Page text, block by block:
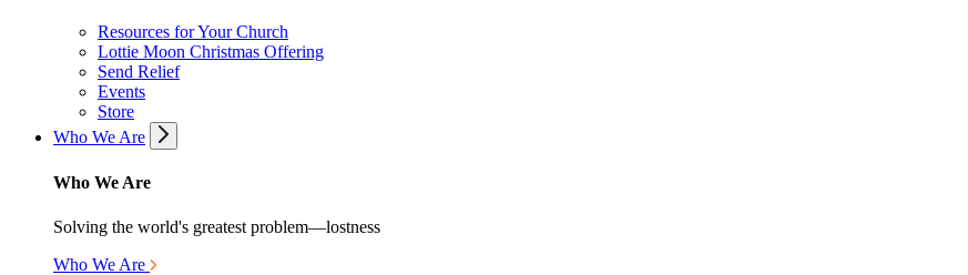
Resources for Your Church
Lottie Moon Christmas Offering
Send Relief
Events
Store
Who We Are
Who We Are
Solving the world's greatest problem—lostness
Who We Are